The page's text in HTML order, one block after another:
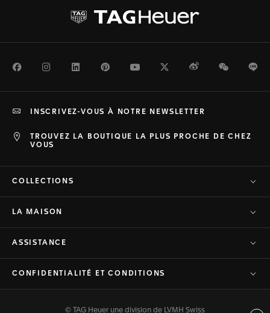
FacebookInstagramLinkedInPinterestYoutubeTwitterWeiboWeChat
TROUVEZ LA BOUTIQUE LA PLUS PROCHE DE CHEZ
VOUS
INSCRIVEZ-VOUS À NOTRE NEWSLETTER
COLLECTIONS
LA MAISON
ASSISTANCE
CONFIDENTIALITÉ ET CONDITIONS
© TAG Heuer une division de LVMH Swiss